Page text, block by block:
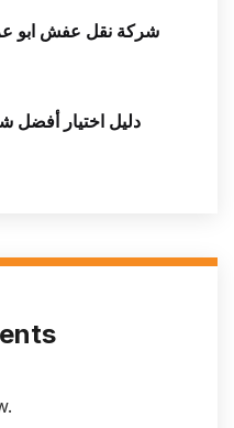
شركة نقل عفش ابو
دليل اختيار